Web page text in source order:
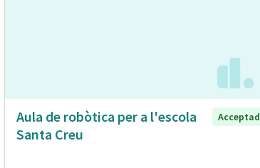
Aula de robòtica per a l'escola
Santa Creu